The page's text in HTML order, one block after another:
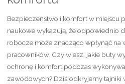
Bezpieczeństwo i komfort w miejscu
naukowe wykazują, że odpowiednio
robocze może znacząco wpłynąć na
pracowników. Czy wiesz, jakie buty
ochronę i komfort podczas
zawodowych? Dziś odkryjemy